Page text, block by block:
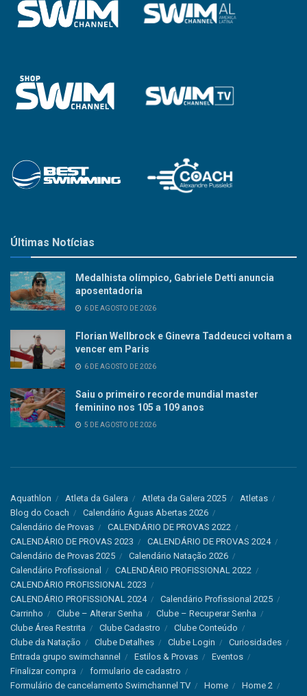
Últimas Notícias
Medalhista olímpico, Gabriele Detti anuncia
aposentadoria
6 DE AGOSTO DE 2026
Florian Wellbrock e Ginevra Taddeucci voltam a
vencer em Paris
6 DE AGOSTO DE 2026
Saiu o primeiro recorde mundial master
feminino nos 105 a 109 anos
5 DE AGOSTO DE 2026
Aquathlon Atleta da Galera Atleta da Galera 2025
Atletas
Blog do Coach
Calendário Águas Abertas 2026
Calendário de Provas
CALENDÁRIO DE PROVAS 2022
CALENDÁRIO DE PROVAS 2023
CALENDÁRIO DE PROVAS 2024
Calendário de Provas 2025
Calendário Natação 2026
Calendário Profissional
CALENDÁRIO PROFISSIONAL 2022
CALENDÁRIO PROFISSIONAL 2023
CALENDÁRIO PROFISSIONAL 2024
Calendário Profissional 2025
Carrinho
Clube – Alterar Senha
Clube – Recuperar Senha
Clube Área Restrita
Clube Cadastro
Clube Conteúdo
Clube da Natação
Clube Detalhes Clube Login
Curiosidades
Entrada grupo swimchannel
Estilos & Provas
Eventos
Finalizar compra
formulario de cadastro
Formulário de cancelamento Swimchannel TV
Home
Home 2